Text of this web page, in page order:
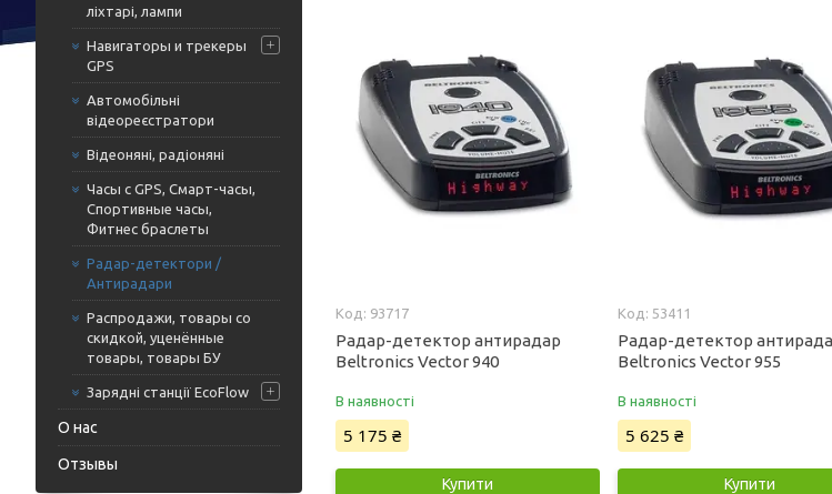
ліхтарі, лампи
Навигаторы и трекеры
GPS
Автомобільні
відеореєстратори
Відеоняні, радіоняні
Часы с GPS, Смарт-часы,
Спортивные часы,
Фитнес браслеты
Радар-детектори /
Антирадари
Распродажи, товары со
скидкой, уценённые
товары, товары БУ
Зарядні станції EcoFlow
О нас
Отзывы
93717
Радар-детектор антирадар
Beltronics Vector 940
В наявності
5 175 ₴
Купити
53411
Радар-детектор
Beltronics Vector 955
В наявності
5 625 ₴
Купити